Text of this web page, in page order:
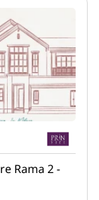
Rama 2 -